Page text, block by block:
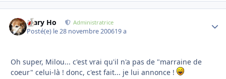
Mary Ho Administratrice
Posté(e) le 28 novembre 200619 a
Oh super, Milou... c'est vrai qu'il n'a pas de "marraine de
coeur" celui-là ! donc, c'est fait... je lui annonce !